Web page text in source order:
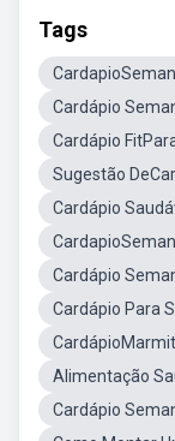
Tags
Cardápio
Cardápio
Sugestão
Cardápio
Cardápio
Cardápio Para
Alimentação
Cardápio